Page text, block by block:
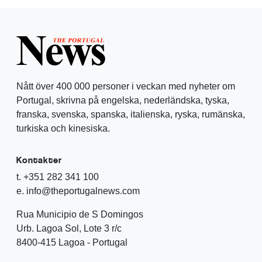
Nått över 400 000 personer i veckan med nyheter om
Portugal, skrivna på engelska, nederländska, tyska,
franska, svenska, spanska, italienska, ryska, rumänska,
turkiska och kinesiska.
Kontakter
t. +351 282 341 100
e. info@theportugalnews.com
Rua Municipio de S Domingos
Urb. Lagoa Sol, Lote 3 r/c
8400-415 Lagoa - Portugal